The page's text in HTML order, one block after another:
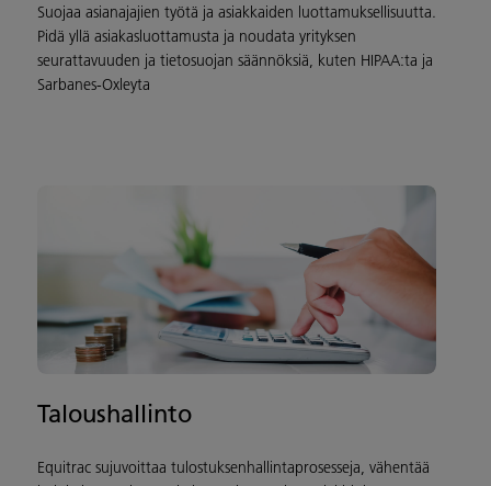
Suojaa asianajajien työtä ja asiakkaiden luottamuksellisuutta.
Pidä yllä asiakasluottamusta ja noudata yrityksen
seurattavuuden ja tietosuojan säännöksiä, kuten HIPAA:ta ja
Sarbanes-Oxleyta
Taloushallinto
Equitrac sujuvoittaa tulostuksenhallintaprosesseja, vähentää